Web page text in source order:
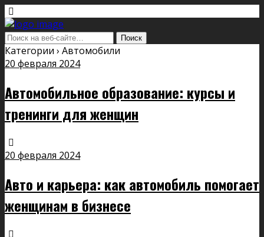
Категории › Автомобили
20 февраля 2024
Автомобильное образование: курсы и
тренинги для женщин
20 февраля 2024
Авто и карьера: как автомобиль помогает
женщинам в бизнесе